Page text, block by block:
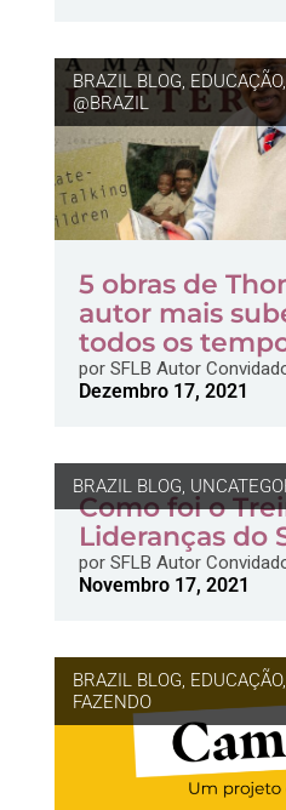
BRAZIL BLOG, EDUCAÇÃO,
@BRAZIL
5 obras de
autor mais
todos os
porSFLB Autor
Dezembro 17, 2021
BRAZIL BLOG,
Como foi o
Lideranças do
porSFLB Autor
Novembro 17, 2021
BRAZIL BLOG, EDUCAÇÃO,
FAZENDO